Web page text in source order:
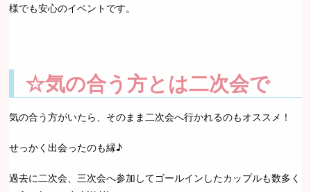
様でも安心のイベントです。
☆気の合う方とは二次会で
気の合う方がいたら、そのまま二次会へ行かれるのもオススメ！
せっかく出会ったのも縁♪
過去に二次会、三次会へ参加してゴールインしたカップルも数多く